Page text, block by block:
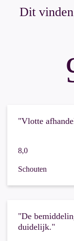
Dit
"Vlotte
8,0
Schouten
"De
duidelijk."